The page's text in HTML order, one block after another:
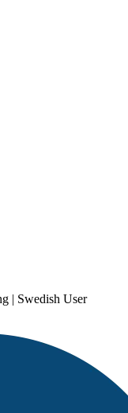
| Swedish User